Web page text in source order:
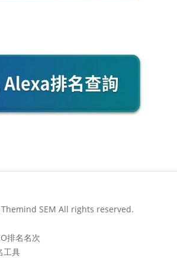
SEM All rights reserved.
排名名次
工具